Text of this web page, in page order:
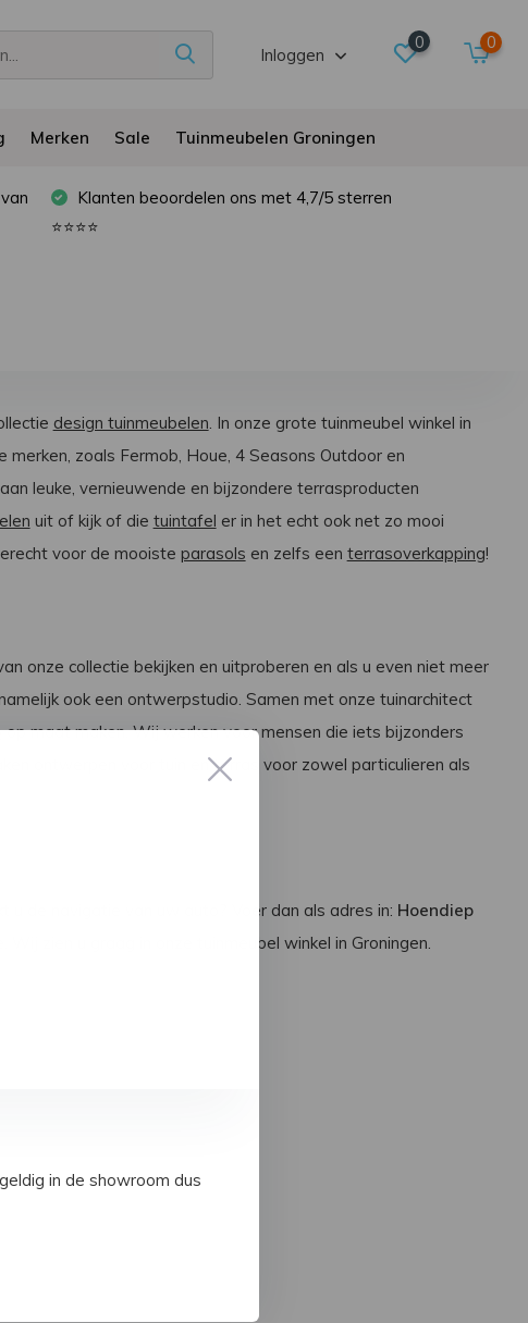
Inloggen
0 0
Merken Sale Tuinmeubelen Groningen
Klanten beoordelen ons met 4,7/5 sterren
⭐⭐⭐⭐
design tuinmeubelen. In onze grote tuinmeubel winkel in
zoals Fermob, Houe, 4 Seasons Outdoor en
leuke, vernieuwende en bijzondere terrasproducten
uit of kijk of die tuintafel er in het echt ook net zo mooi
voor de mooiste parasols en zelfs een terrasoverkapping!
onze collectie bekijken en uitproberen en als u even niet meer
ook een ontwerpstudio. Samen met onze tuinarchitect
op maat maken. Wij werken voor mensen die iets bijzonders
ontwerpen voor tuin en terras voor zowel particulieren als
u de navigatie van uw auto? Voer dan als adres in: Hoendiep
zien u graag in onze tuinmeubel winkel in Groningen.
in de showroom dus